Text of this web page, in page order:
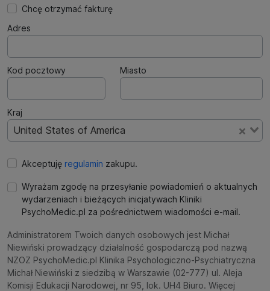
Chcę otrzymać fakturę
Adres
Kod pocztowy Miasto
Kraj
United States of America
Akceptuję regulamin zakupu.
Wyrażam zgodę na przesyłanie powiadomień o aktualnych
wydarzeniach i bieżących inicjatywach Kliniki
PsychoMedic.pl za pośrednictwem wiadomości e-mail.
Administratorem Twoich danych osobowych jest Michał
Niewiński prowadzący działalność gospodarczą pod nazwą
NZOZ PsychoMedic.pl Klinika Psychologiczno-Psychiatryczna
Michał Niewiński z siedzibą w Warszawie (02-777) ul. Aleja
Komisji Edukacji Narodowej, nr 95, lok. UH4 Biuro. Więcej